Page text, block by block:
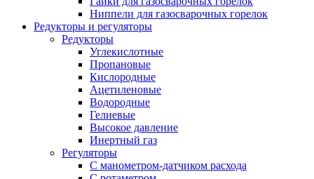
Ниппели для газосварочных горелок
Редукторы и регуляторы
Редукторы
Углекислотные
Пропановые
Кислородные
Ацетиленовые
Водородные
Гелиевые
Высокое давление
Инертный газ
Регуляторы
С манометром-датчиком расхода